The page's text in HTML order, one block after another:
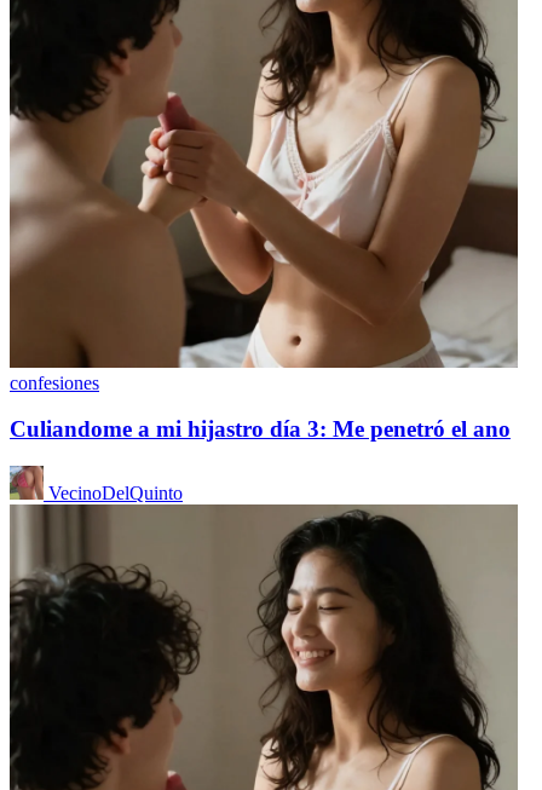
confesiones
Culiandome a mi hijastro día 3: Me penetró el ano
VecinoDelQuinto